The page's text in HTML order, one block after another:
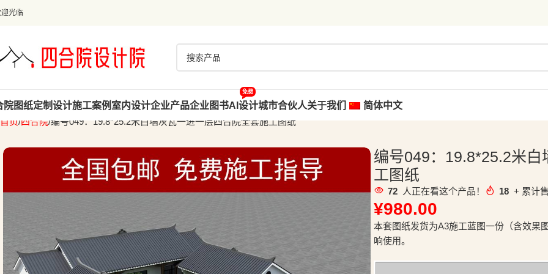
光临
院图纸定制设计施工案例 室内设计企业产品企业图书AI设计
免费
城市合伙人关于我们
简体中文
首页 四合院 编号049：19.8*25.2米白墙灰瓦一进一层四合院全套施工图纸
编号049：19.8*25.2米
工图纸
72 人正在看这个产品！ 18 + 累计
¥980.00
本套图纸发货为A3施工蓝图一份（含效果
响使用。